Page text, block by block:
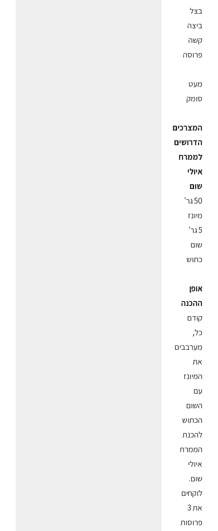
בצל
ביצה
קשה
פרוסה
מעט
סומק
המצרכים
הדרושים
לממרח
איולי
שום
50 גר'
מיונז
5 גר'
שום
כתוש
אופן
ההכנה
קודם
כל,
מערבבים
את
המיונז
עם
השום
הכתוש
להכנת
הממרח
איולי
שום.
לוקחים
את 3
פרוסות